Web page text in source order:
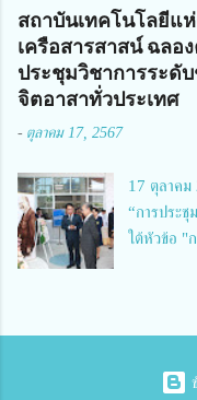
การวิทยาลัยสารพัดช่างกำแพ
การวิทยาลัยการอาชีพบ้านต
การอาชีพรัตนประสิทธิ์วิทย์
เกษตรและเทคโนโลยีพิจิตร
8.นายณัฐกฤต ภูทวี รองผู้อำ
ยาวนาน มีบุคลากร นักเรียน
สถาบันเทคโนโลยีแ
เครือสารสาสน์ ฉลอ
ประชุมวิชาการระดั
จิตอาสาทั่วประเทศ
- ตุลาคม 17, 2567
17 ตุลาคม
“การประชุ
ใต้หัวข้อ "
ชาติอยาง
นทร์พร เ